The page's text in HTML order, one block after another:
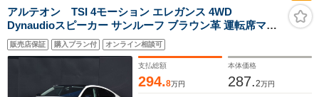
アルテオン TSI 4モーション エレガンス 4WD
Dynaudioスピーカー サンルーフ ブラウン革 運転席マッ
サージシート 純正ナビ フルセグ Apple CarPlay シートヒ
ーター ステアリングヒーター 全席シートヒーター 純正
20AW 電動バックドア LEDヘッドライト HUD ETC
販売店保証 購入プラン付 オンライン相談可
支払総額
294.8万円
本体価格
287.2万円